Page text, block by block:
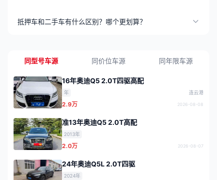
抵押车和二手车有什么区别？哪个更划算？
同型号车源 同价位车源 同年限车源
16年奥迪Q5 2.0T四驱高配
年 连云港
2.9万 2026-08-08
准13年奥迪Q5 2.0T高配
2013年
2.0万 2026-08-07
24年奥迪Q5L 2.0T四驱
2024年